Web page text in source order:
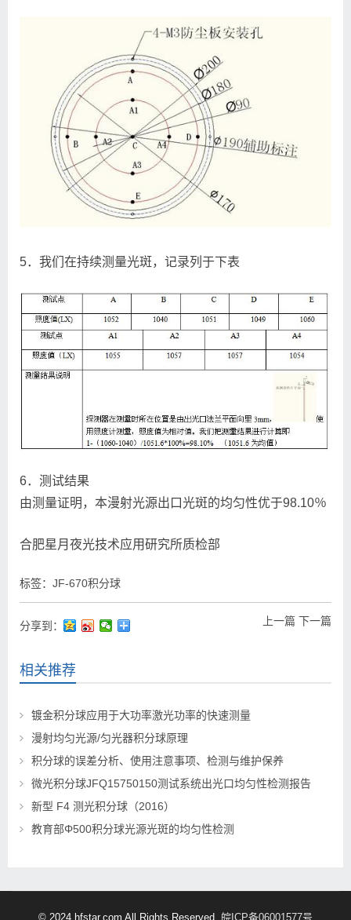
5．我们在持续测量光斑，记录列于下表
6．测试结果
由测量证明，本漫射光源出口光斑的均匀性优于98.10％
合肥星月夜光技术应用研究所质检部
标签： JF-670积分球
上一篇 下一篇
分享到：
相关推荐
镀金积分球应用于大功率激光功率的快速测量
漫射均匀光源/匀光器积分球原理
积分球的误差分析、使用注意事项、检测与维护保养
微光积分球JFQ15750150测试系统出光口均匀性检测报告
新型 F4 测光积分球（2016）
教育部Φ500积分球光源光斑的均匀性检测
© 2024 hfstar.com All Rights Reserved. 皖ICP备06001577号